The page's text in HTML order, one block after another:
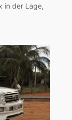
in der Lage,